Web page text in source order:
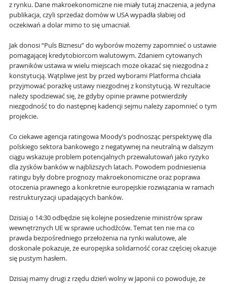
z rynku. Dane makroekonomiczne nie miały tutaj znaczenia, a jedyna
publikacja, czyli sprzedaż domów w USA wypadła słabiej od
oczekiwań a dolar mimo to się umacniał.
Jak donosi “Puls Biznesu” do wyborów możemy zapomnieć o ustawie
pomagającej kredytobiorcom walutowym. Zdaniem cytowanych
prawników ustawa w wielu miejscach może okazać się niezgodna z
konstytucją. Wątpliwe jest by przed wyborami Platforma chciała
przyjmować porażkę ustawy niezgodnej z konstytucją. W rezultacie
należy spodziewać się, że gdyby opinie prawne potwierdziły
niezgodność to do następnej kadencji sejmu należy zapomnieć o tym
projekcie.
Co ciekawe agencja ratingowa Moody’s podnosząc perspektywę dla
polskiego sektora bankowego z negatywnej na neutralną w dalszym
ciągu wskazuje problem potencjalnych przewalutowań jako ryzyko
dla zysków banków w najbliższych latach. Powodem podniesienia
ratingu były dobre prognozy makroekonomiczne oraz poprawa
otoczenia prawnego a konkretnie europejskie rozwiązania w ramach
restrukturyzacji upadających banków.
Dzisiaj o 14:30 odbędzie się kolejne posiedzenie ministrów spraw
wewnętrznych UE w sprawie uchodźców. Temat ten nie ma co
prawda bezpośredniego przełożenia na rynki walutowe, ale
doskonale pokazuje, że europejska solidarność coraz częściej okazuje
się pustym hasłem.
Dzisiaj mamy drugi z rzędu dzień wolny w Japonii co powoduje, że